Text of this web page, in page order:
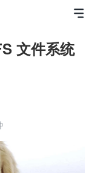
文件系统